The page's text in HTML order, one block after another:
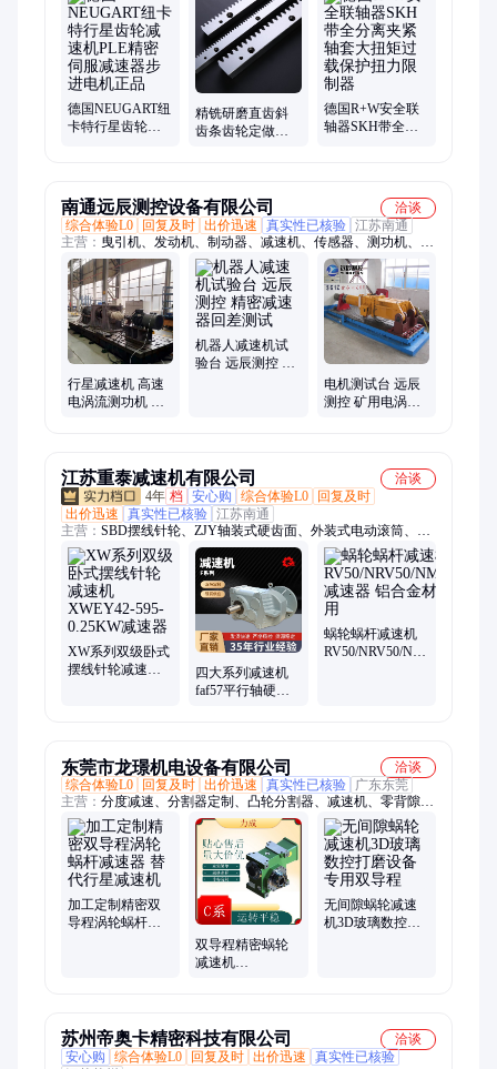
德国NEUGART纽
卡特行星齿轮减
精铣研磨直齿斜
齿条齿轮定做定
德国R+W安全联
轴器SKH带全分
南通远辰测控设备有限公司
洽谈
综合体验L0
回复及时 出价迅速 真实性已核验 江苏南通
主营： 曳引机、发动机、制动器、减速机、传感器、测功机、测
试台、试验台、高速电机、电动滚筒、同步电机、锚杆钻机、煤
矿电机、测控电机、转矩转速、铸铁平台、钻机测试、电机测
试、磁粉测功、油耗测试、磁粉离合器、电动自行车、高速电涡
流、液压马达测试
行星减速机 高速
电涡流测功机 远
机器人减速机试
验台 远辰测控 精
电机测试台 远辰
测控 矿用电涡流
江苏重泰减速机有限公司
洽谈
4年 档 安心购 综合体验L0
回复及时
出价迅速
真实性已核验 江苏南通
主营： SBD摆线针轮、ZJY轴装式硬齿面、外装式电动滚筒、减
速机、摆线针轮减速机、蜗轮蜗杆减速机、行星减速机、四大系
列减速机、硬齿面减速机、软齿面减速机、P系列行星减速机、
齿轮箱减速机、X系列摆线针轮、B系列摆线针轮、H系列硬齿面
齿轮箱、B系列直交轴减速机、滚筒系列、斜齿轮蜗轮蜗杆减速
机、内装式电动滚筒
XW系列双级卧式
摆线针轮减速机
四大系列减速机
faf57平行轴硬齿
蜗轮蜗杆减速机
RV50/NRV50/NMVR50
东莞市龙璟机电设备有限公司
洽谈
综合体验L0
回复及时 出价迅速 真实性已核验
广东东莞
主营： 分度减速、分割器定制、凸轮分割器、减速机、零背隙高
精度减速机、精密减速机、无间隙蜗轮减速机、零背隙蜗轮减速
机、双导程蜗轮减速机、1弧分蜗轮减速机、双导程减速机、间
歇分度盘、分割器、转盘分度盘分割器、高精密行星齿轮箱、转
角可配伺服步进电机、行星齿轮减速箱、速机转角减速
加工定制精密双
导程涡轮蜗杆减
双导程精密蜗轮
减速机
无间隙蜗轮减速
机3D玻璃数控打
苏州帝奥卡精密科技有限公司
洽谈
安心购
综合体验L0 回复及时 出价迅速
真实性已核验